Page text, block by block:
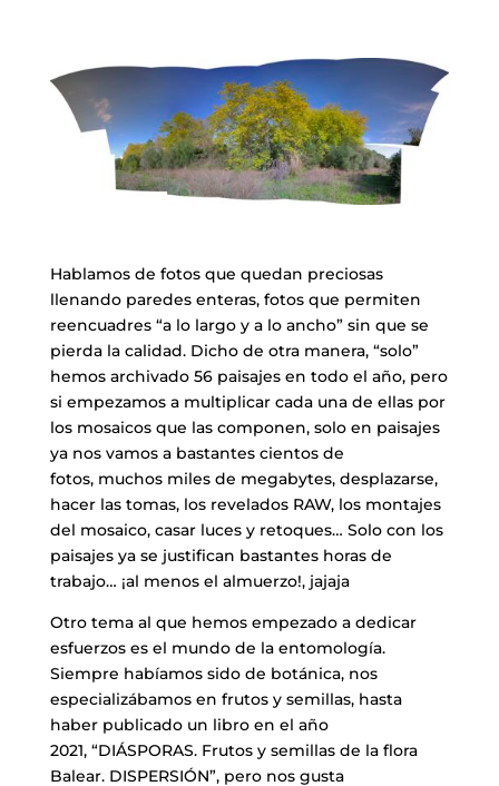
​Hablamos de fotos que quedan preciosas
llenando paredes enteras, fotos que permiten
reencuadres “a lo largo y a lo ancho” sin que se
pierda la calidad. Dicho de otra manera, “solo”
hemos archivado 56 paisajes en todo el año, pero
si empezamos a multiplicar cada una de ellas por
los mosaicos que las componen, solo en paisajes
ya nos vamos a bastantes cientos de
fotos, muchos miles de megabytes, desplazarse,
hacer las tomas, los revelados RAW, los montajes
del mosaico, casar luces y retoques… Solo con los
paisajes ya se justifican bastantes horas de
trabajo… ¡al menos el almuerzo!, jajaja
Otro tema al que hemos empezado a dedicar
esfuerzos es el mundo de la entomología.
Siempre habíamos sido de botánica, nos
especializábamos en frutos y semillas, hasta
haber publicado un libro en el año
2021, “DIÁSPORAS. Frutos y semillas de la flora
Balear. DISPERSIÓN”, pero nos gusta